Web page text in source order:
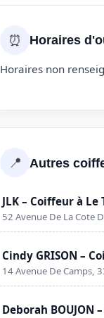
⏰ Horaires
Horaires non
📍 Autres
JLK – Coiffeur à Le
52 Avenue De La Cote
Cindy GRISON –
14 Avenue De Camps,
Deborah BOUJON